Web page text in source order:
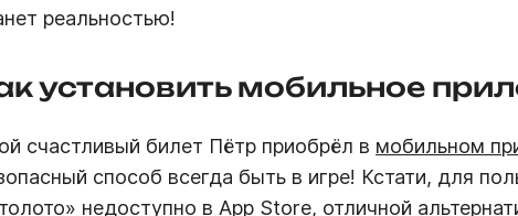
реальностью!
установить мобильное
счастливый билет Пётр приобрёл в мобильном
способ всегда быть в игре! Кстати, для
недоступно в App Store, отличной